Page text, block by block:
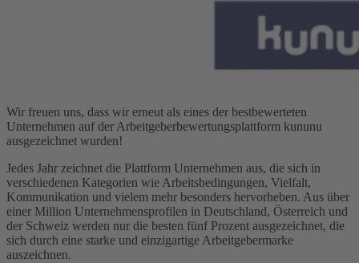
Wir freuen uns, dass wir erneut als eines der bestbewerteten
Unternehmen auf der Arbeitgeberbewertungsplattform kununu
ausgezeichnet wurden!
Jedes Jahr zeichnet die Plattform Unternehmen aus, die sich in
verschiedenen Kategorien wie Arbeitsbedingungen, Vielfalt,
Kommunikation und vielem mehr besonders hervorheben. Aus über
einer Million Unternehmensprofilen in Deutschland, Österreich und
der Schweiz werden nur die besten fünf Prozent ausgezeichnet, die
sich durch eine starke und einzigartige Arbeitgebermarke
auszeichnen.